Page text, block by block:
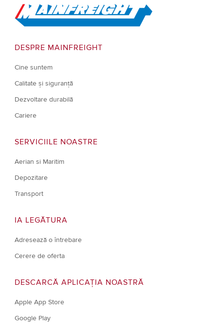
Go to Home
DESPRE MAINFREIGHT
Cine suntem
Calitate și siguranță
Dezvoltare durabilă
Cariere
SERVICIILE NOASTRE
Aerian si Maritim
Depozitare
Transport
IA LEGĂTURA
Adresează o întrebare
Cerere de oferta
DESCARCĂ APLICAȚIA NOASTRĂ
Apple App Store
Google Play